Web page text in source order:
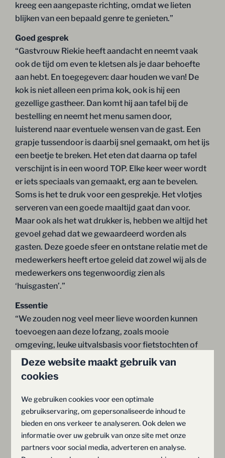
kreeg een aangepaste richting, omdat we lieten
blijken van een bepaald genre te genieten.”
Goed gesprek
“Gastvrouw Riekie heeft aandacht en neemt vaak
ook de tijd om even te kletsen als je daar behoefte
aan hebt. En toegegeven: daar houden we van! De
kok is niet alleen een prima kok, ook is hij een
gezellige gastheer. Dan komt hij aan tafel bij de
bestelling en neemt het menu samen door,
luisterend naar eventuele wensen van de gast. Een
grapje tussendoor is daarbij snel gemaakt, om het ijs
een beetje te breken. Het eten dat daarna op tafel
verschijnt is in een woord TOP. Elke keer weer wordt
er iets speciaals van gemaakt, erg aan te bevelen.
Soms is het te druk voor een gesprekje. Het vlotjes
serveren van een goede maaltijd gaat dan voor.
Maar ook als het wat drukker is, hebben we altijd het
gevoel gehad dat we gewaardeerd worden als
gasten. Deze goede sfeer en ontstane relatie met de
medewerkers heeft ertoe geleid dat zowel wij als de
medewerkers ons tegenwoordig zien als
‘huisgasten’.”
Essentie
“We zouden nog veel meer lieve woorden kunnen
toevoegen aan deze lofzang, zoals mooie
omgeving, leuke uitvalsbasis voor fietstochten of
tripjes naar dorpjes en grotere steden. Maar het
voegt niets toe aan de essentie van dit bericht. En
ondergedompeld in een warm bad als we weer als
‘huisgasten’ ontvangen worden door dit team op
Hof van Salland. Oké, een klein puntje van kritiek
dan: er kan nog wel eens flink hard gereden worden
op de openbare weg aan de andere kant van het
Deze website maakt gebruik van
cookies
We gebruiken cookies voor een optimale
gebruikservaring, om gepersonaliseerde inhoud te
bieden en ons verkeer te analyseren. Ook delen we
informatie over uw gebruik van onze site met onze
partners voor social media, adverteren en analyse.